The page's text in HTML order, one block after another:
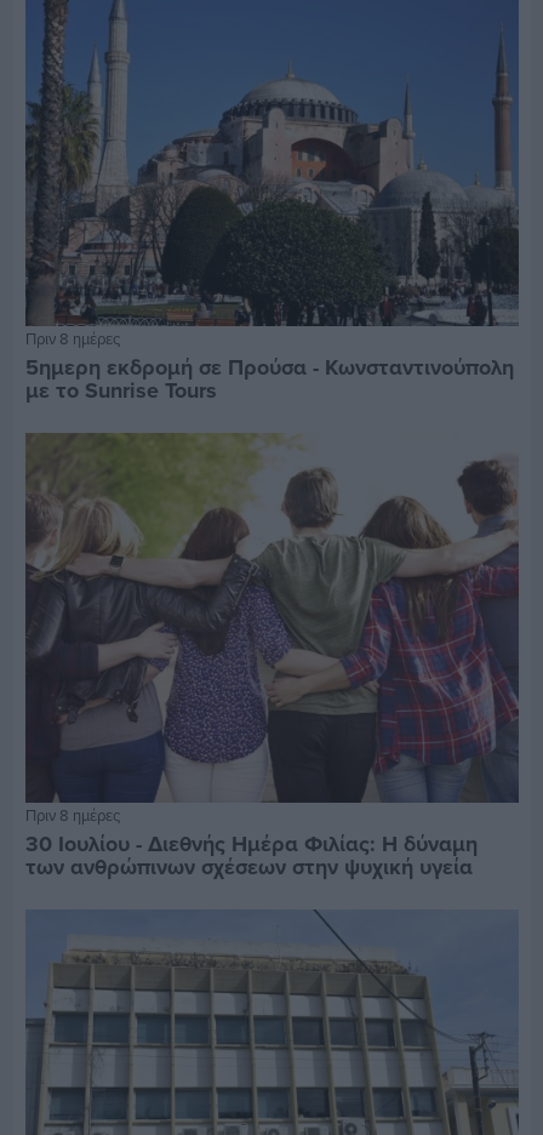
Πριν 8 ημέρες
5ημερη εκδρομή σε Προύσα - Κωνσταντινούπολη
με το Sunrise Tours
Πριν 8 ημέρες
30 Ιουλίου - Διεθνής Ημέρα Φιλίας: Η δύναμη
των ανθρώπινων σχέσεων στην ψυχική υγεία